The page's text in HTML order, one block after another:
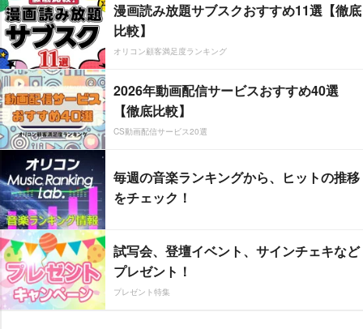
漫画読み放題サブスクおすすめ11選【徹底
比較】
オリコン顧客満足度ランキング
2026年動画配信サービスおすすめ40選
【徹底比較】
CS動画配信サービス20選
毎週の音楽ランキングから、ヒットの推移
をチェック！
試写会、登壇イベント、サインチェキなど
プレゼント！
プレゼント特集